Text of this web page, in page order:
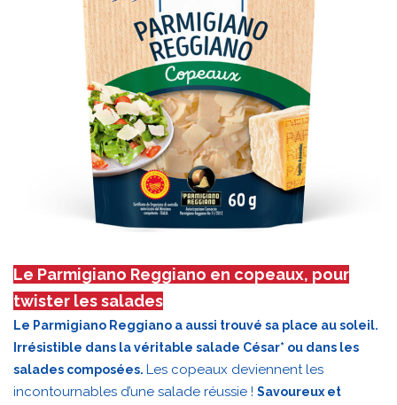
Le Parmigiano Reggiano en copeaux, pour
twister les salades
Le Parmigiano Reggiano a aussi trouvé sa place au soleil.
Irrésistible dans la véritable salade César* ou dans les
salades composées. Les copeaux deviennent les
incontournables d’une salade réussie ! Savoureux et